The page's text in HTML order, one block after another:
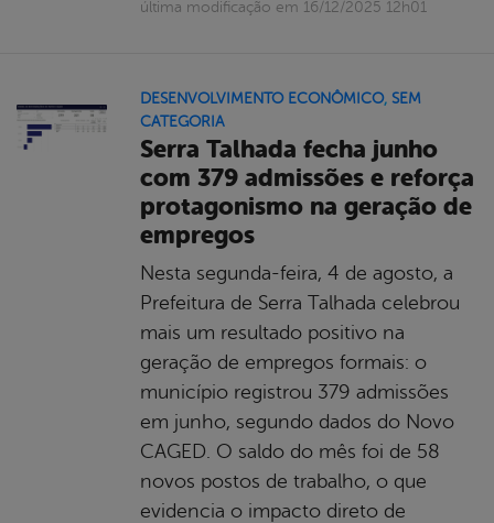
última modificação em 16/12/2025 12h01
DESENVOLVIMENTO ECONÔMICO, SEM
CATEGORIA
Serra Talhada fecha junho
com 379 admissões e reforça
protagonismo na geração de
empregos
Nesta segunda-feira, 4 de agosto, a
Prefeitura de Serra Talhada celebrou
mais um resultado positivo na
geração de empregos formais: o
município registrou 379 admissões
em junho, segundo dados do Novo
CAGED. O saldo do mês foi de 58
novos postos de trabalho, o que
evidencia o impacto direto de